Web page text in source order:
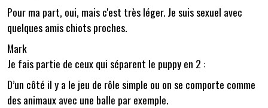
Pour ma part, oui, mais c'est très léger. Je suis sexuel avec
quelques amis chiots proches.
Mark
Je fais partie de ceux qui séparent le puppy en 2 :
D’un côté il y a le jeu de rôle simple ou on se comporte comme
des animaux avec une balle par exemple.